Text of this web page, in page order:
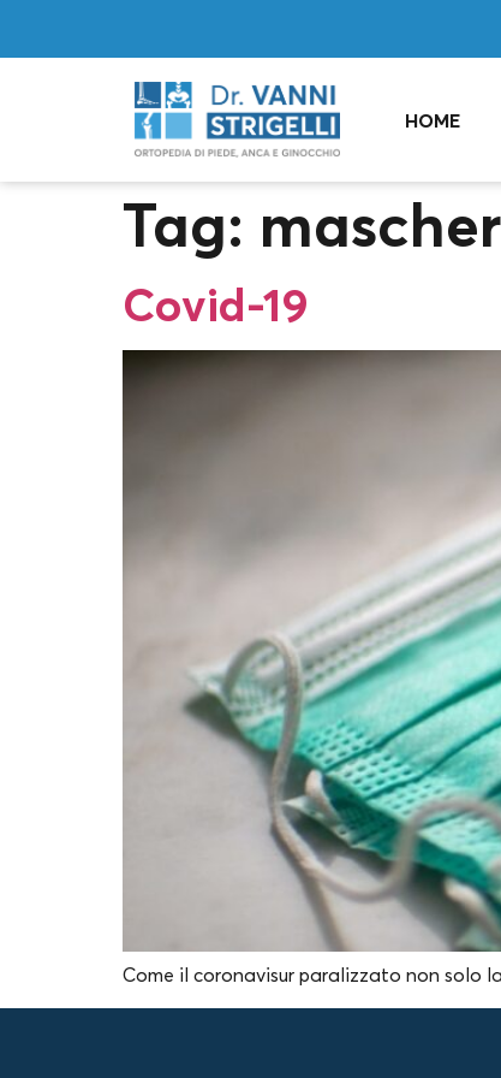
HOME
Tag:
Covid-19
Come il coronavisur paralizzato non solo